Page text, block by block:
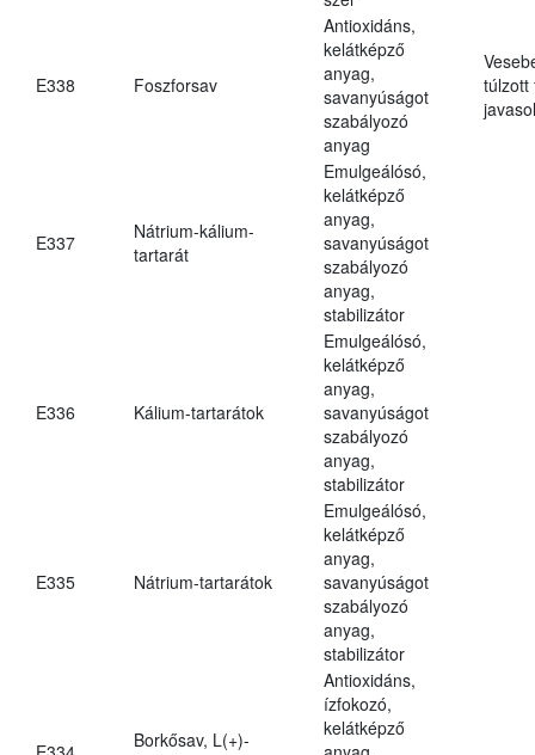
E338 Foszforsav
Antioxidáns,
kelátképző
anyag,
savanyúságot
szabályozó
anyag
túlzott
E337
Nátrium-kálium-
tartarát
Emulgeálósó,
kelátképző
anyag,
savanyúságot
szabályozó
anyag,
stabilizátor
E336 Kálium-tartarátok
Emulgeálósó,
kelátképző
anyag,
savanyúságot
szabályozó
anyag,
stabilizátor
E335 Nátrium-tartarátok
Emulgeálósó,
kelátképző
anyag,
savanyúságot
szabályozó
anyag,
stabilizátor
Borkősav, L(+)-
Antioxidáns,
ízfokozó,
kelátképző